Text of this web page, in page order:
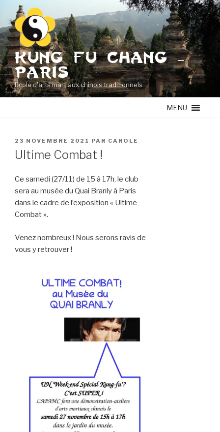
contenu
principal
KUNG FU CHANG –
PARIS
Ecole d'arts martiaux chinois traditionnels
MENU
PUBLIÉ
LE
23 NOVEMBRE 2021 PAR CAROLE
Ultime Combat !
Ce samedi (27/11) de 15 à 17h, le club
sera au musée du Quai Branly à Paris
dans le cadre de l’exposition « Ultime
Combat ».
Venez nombreux ! Nous serons ravis de
vous y retrouver !